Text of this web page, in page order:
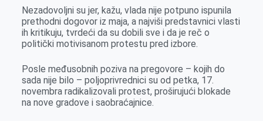
Nezadovoljni su jer, kažu, vlada nije potpuno ispunila
prethodni dogovor iz maja, a najviši predstavnici vlasti
ih kritikuju, tvrdeći da su dobili sve i da je reč o
politički motivisanom protestu pred izbore.
Posle međusobnih poziva na pregovore – kojih do
sada nije bilo – poljoprivrednici su od petka, 17.
novembra radikalizovali protest, proširujući blokade
na nove gradove i saobraćajnice.